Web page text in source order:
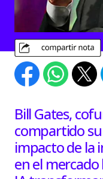
Bill Gates,
compartido
impacto de la
en el mercado